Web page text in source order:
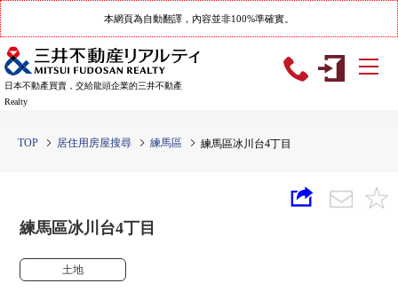
本網頁為自動翻譯，內容並非100%準確實。
日本不動產買賣，交給龍頭企業的三井不動產
Realty
TOP 居住用房屋搜尋 練馬區 練馬區冰川台4丁目
練馬區冰川台4丁目
土地